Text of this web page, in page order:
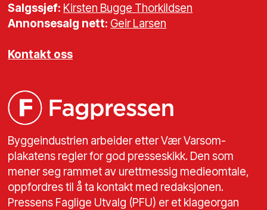
Salgssjef: Kirsten Bugge Thorkildsen
Annonsesalg nett: Geir Larsen
Kontakt oss
Byggeindustrien arbeider etter Vær Varsom-
plakatens regler for god presseskikk. Den som
mener seg rammet av urettmessig medieomtale,
oppfordres til å ta kontakt med redaksjonen.
Pressens Faglige Utvalg (PFU) er et klageorgan